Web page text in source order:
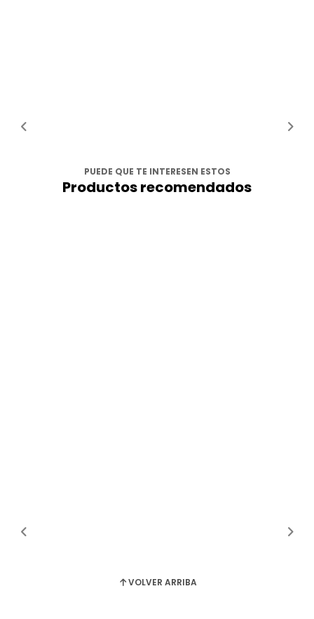
PUEDE QUE TE INTERESEN ESTOS
Productos recomendados
VOLVER ARRIBA